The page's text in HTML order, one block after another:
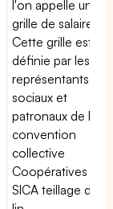
l'on appelle une
grille de salaires.
Cette grille est
définie par les
représentants
sociaux et
patronaux de la
convention
collective
Coopératives et
SICA teillage de